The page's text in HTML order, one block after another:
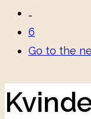
…
6
Go to the